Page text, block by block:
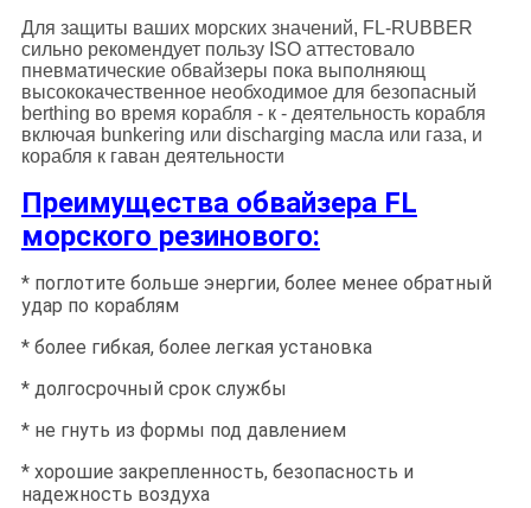
Для защиты ваших морских значений, FL-RUBBER
сильно рекомендует пользу ISO аттестовало
пневматические обвайзеры пока выполняющ
высококачественное необходимое для безопасный
berthing во время корабля - к - деятельность корабля
включая bunkering или discharging масла или газа, и
корабля к гаван деятельности
Преимущества обвайзера FL
морского резинового:
* поглотите больше энергии, более менее обратный
удар по кораблям
* более гибкая, более легкая установка
* долгосрочный срок службы
* не гнуть из формы под давлением
* хорошие закрепленность, безопасность и
надежность воздуха